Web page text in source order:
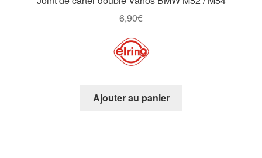
6,90€
Ajouter au panier